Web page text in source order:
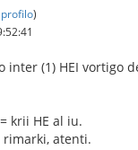
)
inter (1) HEI vortigo
krii HE al iu.
rimarki, atenti.